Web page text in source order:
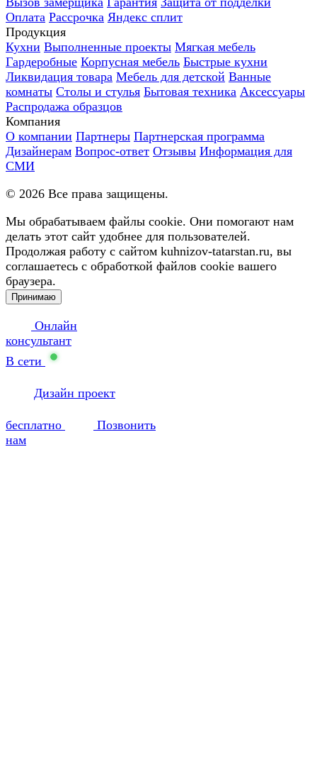
Оплата Рассрочка Яндекс сплит
Продукция
Кухни Выполненные проекты Мягкая мебель
Гардеробные Корпусная мебель Быстрые кухни
Ликвидация товара Мебель для детской Ванные
комнаты Столы и стулья Бытовая техника Аксессуары
Распродажа образцов
Компания
О компании Партнеры Партнерская программа
Дизайнерам Вопрос-ответ Отзывы Информация для
СМИ
© 2026 Все права защищены.
Мы обрабатываем файлы cookie. Они помогают нам
делать этот сайт удобнее для пользователей.
Продолжая работу с сайтом kuhnizov-tatarstan.ru, вы
соглашаетесь с обработкой файлов cookie вашего
браузера.
Принимаю
Онлайн
консультант
В сети
Дизайн проект
бесплатно
Позвонить
нам